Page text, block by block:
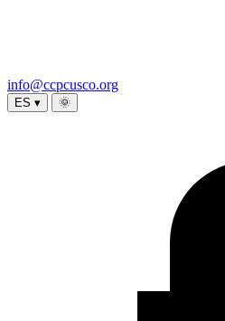
info@ccpcusco.org
ES ▾ 🌞